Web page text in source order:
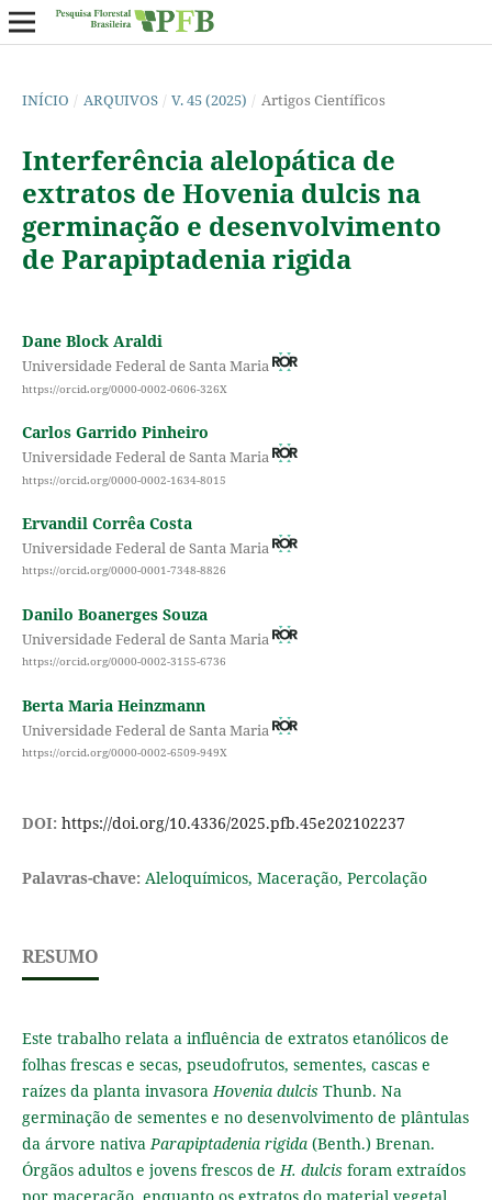
INÍCIO / ARQUIVOS / V. 45 (2025) / Artigos Científicos
Interferência alelopática de
extratos de Hovenia dulcis na
germinação e desenvolvimento
de Parapiptadenia rigida
Dane Block Araldi
Universidade Federal de Santa Maria
https://orcid.org/0000-0002-0606-326X
Carlos Garrido Pinheiro
Universidade Federal de Santa Maria
https://orcid.org/0000-0002-1634-8015
Ervandil Corrêa Costa
Universidade Federal de Santa Maria
https://orcid.org/0000-0001-7348-8826
Danilo Boanerges Souza
Universidade Federal de Santa Maria
https://orcid.org/0000-0002-3155-6736
Berta Maria Heinzmann
Universidade Federal de Santa Maria
https://orcid.org/0000-0002-6509-949X
DOI: https://doi.org/10.4336/2025.pfb.45e202102237
Palavras-chave: Aleloquímicos, Maceração, Percolação
RESUMO
Este trabalho relata a influência de extratos etanólicos de
folhas frescas e secas, pseudofrutos, sementes, cascas e
raízes da planta invasora Hovenia dulcis Thunb. Na
germinação de sementes e no desenvolvimento de plântulas
da árvore nativa Parapiptadenia rigida (Benth.) Brenan.
Órgãos adultos e jovens frescos de H. dulcis foram extraídos
por maceração, enquanto os extratos do material vegetal